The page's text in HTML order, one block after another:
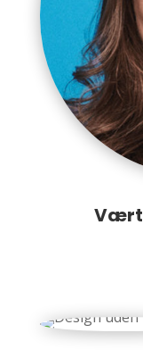
Vært